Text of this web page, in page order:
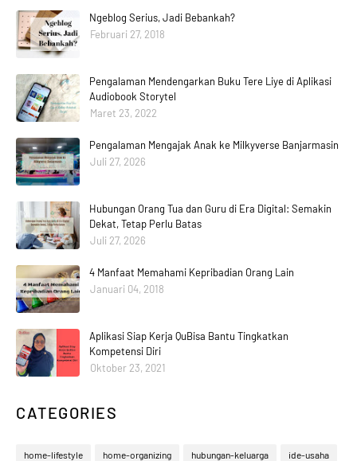
Ngeblog Serius, Jadi Bebankah?
Februari 27, 2018
Pengalaman Mendengarkan Buku Tere Liye di Aplikasi
Audiobook Storytel
Maret 23, 2022
Pengalaman Mengajak Anak ke Milkyverse Banjarmasin
Juli 27, 2026
Hubungan Orang Tua dan Guru di Era Digital: Semakin
Dekat, Tetap Perlu Batas
Juli 27, 2026
4 Manfaat Memahami Kepribadian Orang Lain
Januari 04, 2018
Aplikasi Siap Kerja QuBisa Bantu Tingkatkan
Kompetensi Diri
Oktober 23, 2021
CATEGORIES
home-lifestyle home-organizing hubungan-keluarga ide-usaha